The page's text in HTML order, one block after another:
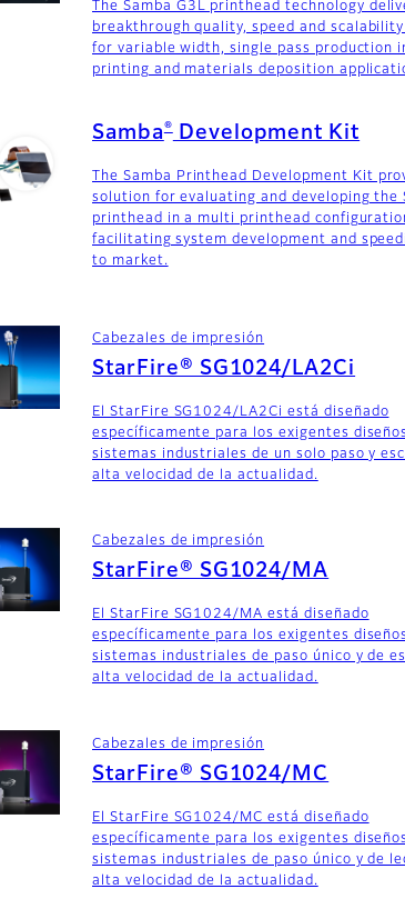
The Samba G3L printhead technology
breakthrough quality, speed and
for variable width, single pass production
printing and materials deposition
Samba®Development Kit
The Samba Printhead Development Kit
solution for evaluating and developing the
printhead in a multi printhead
facilitating system development and
to market.
Cabezales de impresión
StarFire® SG1024/LA2Ci
El StarFire SG1024/LA2Ci está diseñado
específicamente para los exigentes
sistemas industriales de un solo paso y
alta velocidad de la actualidad.
Cabezales de impresión
StarFire® SG1024/MA
El StarFire SG1024/MA está diseñado
específicamente para los exigentes
sistemas industriales de paso único y de
alta velocidad de la actualidad.
Cabezales de impresión
StarFire® SG1024/MC
El StarFire SG1024/MC está diseñado
específicamente para los exigentes
sistemas industriales de paso único y de
alta velocidad de la actualidad.